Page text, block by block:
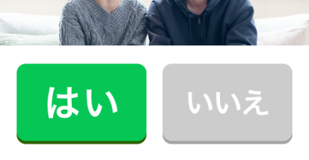
る癖がつきました。
記事全文を見る
インタビュー一覧を見る
南区で働く家事代行キャストの声